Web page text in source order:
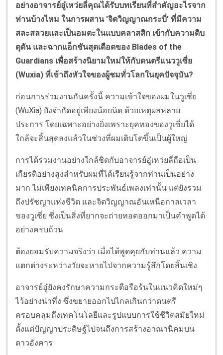
อย่างอาจารย์อู๋เหว่ยลี่คุณได้รับบทเรียนที่สำคัญอะไรจาก
ท่านบ้างไหม ในการผสาน 'จิตวิญญาณกระบี่' ที่มีความ
สละสลวยและเป็นอมตะในแบบคลาสสิก เข้ากับความดิบ
ดุดัน และฉากแอ็กชันสุดเดือดของ Blades of the
Guardians เพื่อสร้างนิยามใหม่ให้กับดนตรีแนววูเซี่ย
(Wuxia) ที่เข้าถึงหัวใจของผู้ชมทั่วโลกในยุคปัจจุบัน?
ก่อนการร่วมงานกันครั้งนี้ ความเข้าใจของผมในวูเซี่ย
(WuXia) ยังจำกัดอยู่เพียงน้อยนิด ด้วยเหตุผลหลาย
ประการ โดยเฉพาะอย่างยิ่งเพราะยุคทองของวูเซี่ยได้
ใกล้จะสิ้นสุดลงแล้วในช่วงที่ผมเติบโตขึ้นเป็นผู้ใหญ่
การได้ร่วมงานอย่างใกล้ชิดกับอาจารย์อู๋เหว่ยลี่ถือเป็น
เกียรติอย่างสูงสำหรับผมที่ได้เรียนรู้จากท่านเป็นอย่าง
มาก ไม่เพียงเทคนิคการประพันธ์เพลงเท่านั้น แต่ยังรวม
ถึงปรัชญาแห่งชีวิต และจิตวิญญาณอันเหนือกาลเวลา
ของวูเซี่ย ซึ่งเป็นสิ่งที่ยากจะถ่ายทอดออกมาเป็นคำพูดได้
อย่างครบถ้วน
ต้องยอมรับความจริงว่า เมื่อได้พูดคุยกับท่านแล้ว ความ
แตกต่างระหว่างวัยจะหายไปจากความรู้สึกโดยสิ้นเชิง
อาจารย์อู๋ยังคงรักษาความกระตือรือร้นในแนวคิดใหม่ๆ
ไว้อย่างน่าทึ่ง ซึ่งขยายออกไปไกลเกินกว่าดนตรี
ครอบคลุมถึงเทคโนโลยีและรูปแบบการใช้ชีวิตสมัยใหม่
ตั้งแต่ปัญญาประดิษฐ์ไปจนถึงการสร้างอาณานิคมบน
ดาวอังคาร